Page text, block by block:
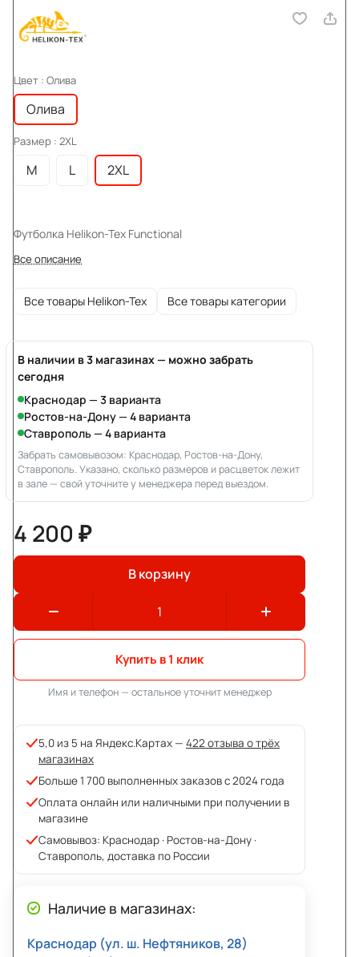
Цвет : Олива
Олива
Размер : 2XL
M L 2XL
Футболка Helikon-Tex Functional
Все описание
Все товары Helikon-Tex Все товары категории
В наличии в 3 магазинах — можно забрать
сегодня
Краснодар — 3 варианта
Ростов-на-Дону — 4 варианта
Ставрополь — 4 варианта
Забрать самовывозом: Краснодар, Ростов-на-Дону,
Ставрополь. Указано, сколько размеров и расцветок лежит
в зале — свой уточните у менеджера перед выездом.
4 200 ₽
В корзину
Купить в 1 клик
Имя и телефон — остальное уточнит менеджер
5,0 из 5 на Яндекс.Картах — 422 отзыва о трёх
магазинах
Больше 1 700 выполненных заказов с 2024 года
Оплата онлайн или наличными при получении в
магазине
Самовывоз: Краснодар · Ростов-на-Дону ·
Ставрополь, доставка по России
Наличие в магазинах:
Краснодар (ул. ш. Нефтяников, 28)